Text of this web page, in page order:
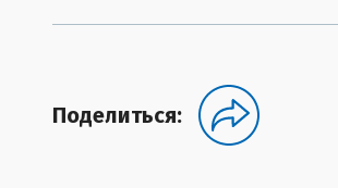
Поделиться: